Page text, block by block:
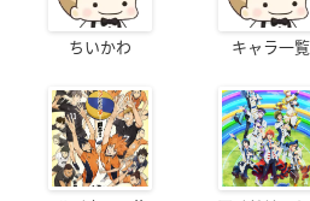
ちいかわ キャラ一覧